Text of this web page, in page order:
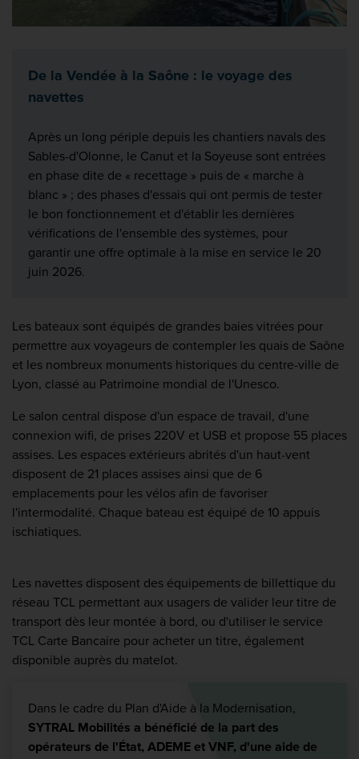
De la Vendée à la Saône : le voyage des
navettes
Après un long périple depuis les chantiers navals des
Sables-d'Olonne, le Canut et la Soyeuse sont entrées
en phase dite de « recettage » puis de « marche à
blanc » ; des phases d'essais qui ont permis de tester
le bon fonctionnement et d'établir les dernières
vérifications de l'ensemble des systèmes, pour
garantir une offre optimale à la mise en service le 20
juin 2026.
Les bateaux sont équipés de grandes baies vitrées pour
permettre aux voyageurs de contempler les quais de Saône
et les nombreux monuments historiques du centre-ville de
Lyon, classé au Patrimoine mondial de l'Unesco.
Le salon central dispose d'un espace de travail, d'une
connexion wifi, de prises 220V et USB et propose 55 places
assises. Les espaces extérieurs abrités d'un haut-vent
disposent de 21 places assises ainsi que de 6
emplacements pour les vélos afin de favoriser
l'intermodalité. Chaque bateau est équipé de 10 appuis
ischiatiques.
Les navettes disposent des équipements de billettique du
réseau TCL permettant aux usagers de valider leur titre de
transport dès leur montée à bord, ou d'utiliser le service
TCL Carte Bancaire pour acheter un titre, également
disponible auprès du matelot.
Dans le cadre du Plan d'Aide à la Modernisation,
SYTRAL Mobilités a bénéficié de la part des
opérateurs de l'État, ADEME et VNF, d'une aide de